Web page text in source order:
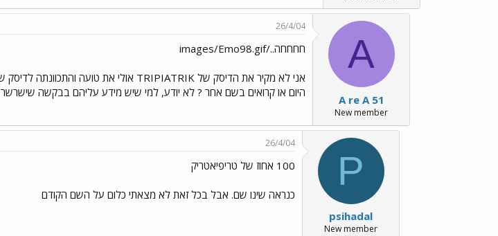
A
A re A 51
New member
26/4/04
חחחחה../images/Emo98.gif
היום או קרואים בשם אחר ? לא יודע, למי שיש מידע עליהם בבקשה שישרשר
P
psihadal
New member
26/4/04
100 אחוז של טריפיאטריק
כנראה שינו שם. אבל בכל זאת לא מצאתי כלום על השם הקודם